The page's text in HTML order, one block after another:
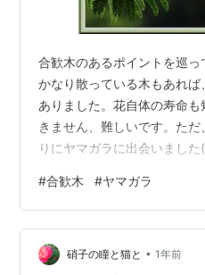
合歓木のあるポイントを巡っ
かなり散っている木もあれ
ありました。花自体の寿命
きません、難しいです。た
りにヤマガラに出会いまし
加中写真・カメラ
#合歓木 #ヤマガラ
硝子の瞳と猫と • 1年前